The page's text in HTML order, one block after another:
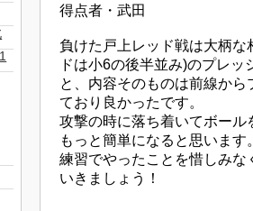
得点者・武田
負けた戸上レッド戦は大柄
ドは小6の後半並み)のプレ
と、内容そのものは前線か
ており良かったです。
攻撃の時に落ち着いてボー
もっと簡単になると思います。
練習でやったことを惜しみな
いきましょう！